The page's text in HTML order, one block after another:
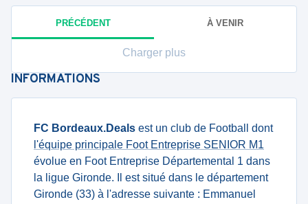
PRÉCÉDENT À VENIR
Charger plus
INFORMATIONS
FC Bordeaux.Deals est un club de Football dont
l'équipe principale Foot Entreprise SENIOR M1
évolue en Foot Entreprise Départemental 1 dans
la ligue Gironde. Il est situé dans le département
Gironde (33) à l'adresse suivante : Emmanuel